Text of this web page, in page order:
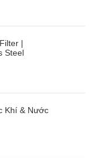
|
Steel
Khí & Nước